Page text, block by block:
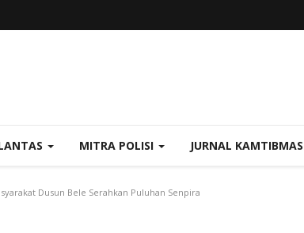
MITRA POLISI JURNAL KAMTIBMAS
Dusun Bele Serahkan Puluhan Senpira